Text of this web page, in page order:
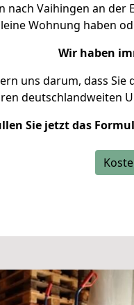
Vaihingen an der
Wohnung haben
Wir haben
uns darum, dass
deutschlandweiten
Sie jetzt das